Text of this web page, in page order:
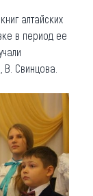
алтайских
в период ее
Свинцова.